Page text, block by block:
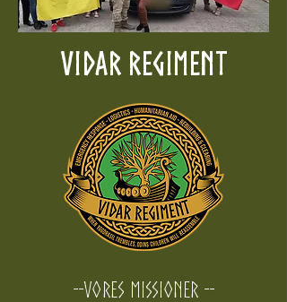
VIDAR REGIMENT
--Vores Missioner --